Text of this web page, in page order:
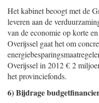
Het kabinet beoogt met de
leveren aan de
van de economie op korte
Overijssel gaat het om
Overijssel in 2012 € 2
het provinciefonds.
6) Bijdrage